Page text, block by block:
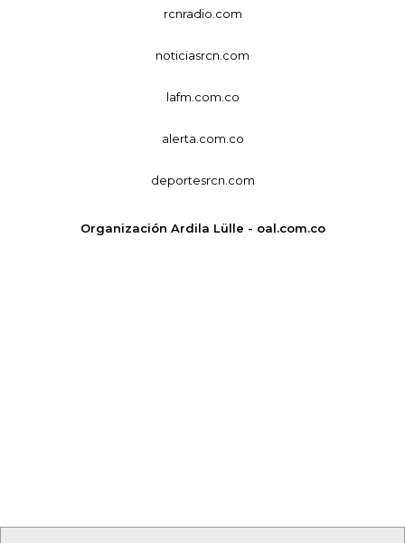
rcnradio.com
noticiasrcn.com
lafm.com.co
alerta.com.co
deportesrcn.com
Organización Ardila Lülle - oal.com.co